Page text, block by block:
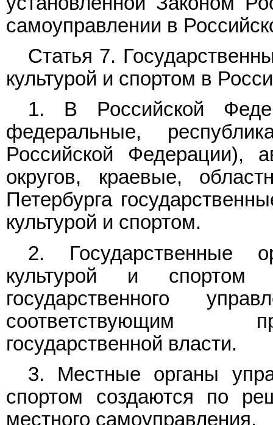
самоуправлении в
Статья 7.
культурой и спортом в
1. В Российской
федеральные,
Российской Федерации),
округов, краевые,
Петербурга
культурой и спортом.
2. Государственные
культурой и спортом
государственного
соответствующим
государственной власти.
3. Местные органы
спортом создаются по
местного самоуправления.